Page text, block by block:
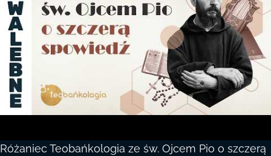
Różaniec Teobańkologia ze św. Ojcem Pio o szczerą